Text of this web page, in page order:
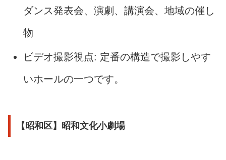
ダンス発表会、演劇、講演会、地域の催し
物
ビデオ撮影視点: 定番の構造で撮影しやす
いホールの一つです。
【昭和区】昭和文化小劇場